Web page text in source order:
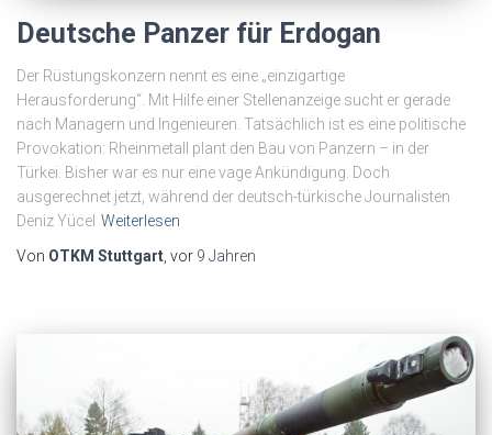
Deutsche Panzer für Erdogan
Der Rüstungskonzern nennt es eine „einzigartige
Herausforderung“. Mit Hilfe einer Stellenanzeige sucht er gerade
nach Managern und Ingenieuren. Tatsächlich ist es eine politische
Provokation: Rheinmetall plant den Bau von Panzern – in der
Türkei. Bisher war es nur eine vage Ankündigung. Doch
ausgerechnet jetzt, während der deutsch-türkische Journalisten
Deniz Yücel Weiterlesen
Von OTKM Stuttgart , vor 9 Jahren